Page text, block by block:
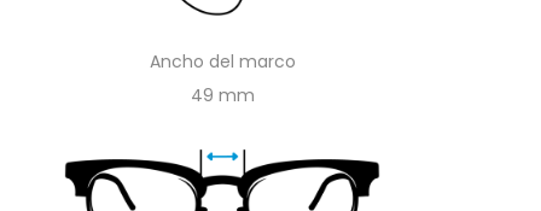
Ancho del marco
49